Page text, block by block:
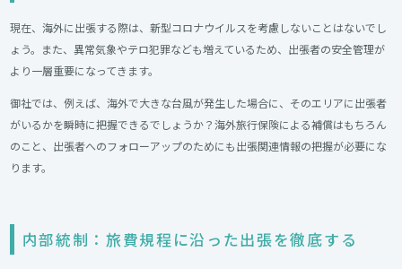
現在、海外に出張する際は、新型コロナウイルスを考慮しないことはないでし
ょう。また、異常気象やテロ犯罪なども増えているため、出張者の安全管理が
より一層重要になってきます。
御社では、例えば、海外で大きな台風が発生した場合に、そのエリアに出張者
がいるかを瞬時に把握できるでしょうか？海外旅行保険による補償はもちろん
のこと、出張者へのフォローアップのためにも出張関連情報の把握が必要にな
ります。
内部統制：旅費規程に沿った出張を徹底する